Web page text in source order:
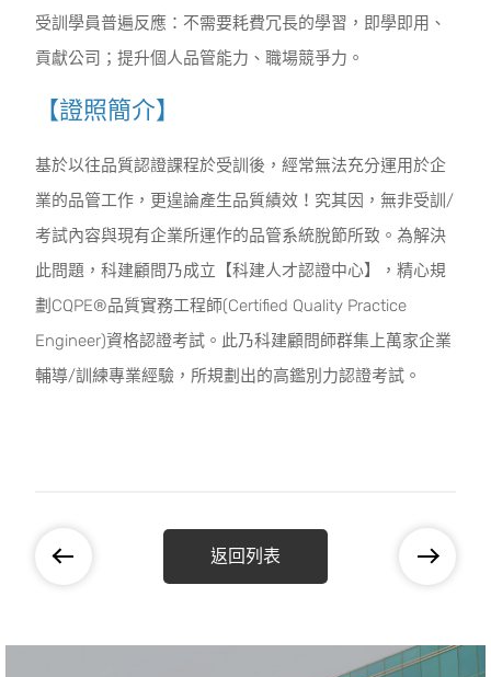
受訓學員普遍反應：不需要耗費冗長的學習，即學即用、
貢獻公司；提升個人品管能力、職場競爭力。
【證照簡介】
基於以往品質認證課程於受訓後，經常無法充分運用於企
業的品管工作，更遑論產生品質績效！究其因，無非受訓/
考試內容與現有企業所運作的品管系統脫節所致。為解決
此問題，科建顧問乃成立【科建人才認證中心】，精心規
劃CQPE®品質實務工程師(Certified Quality Practice
Engineer)資格認證考試。此乃科建顧問師群集上萬家企業
輔導/訓練專業經驗，所規劃出的高鑑別力認證考試。
返回列表